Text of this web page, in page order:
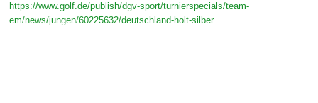
https://www.golf.de/publish/dgv-sport/turnierspecials/team-
em/news/jungen/60225632/deutschland-holt-silber